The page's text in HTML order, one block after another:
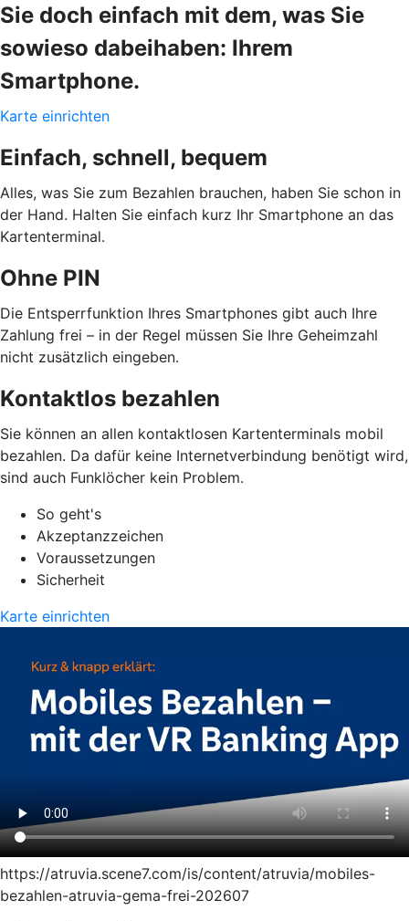
Sie doch einfach mit dem, was Sie
sowieso dabeihaben: Ihrem
Smartphone.
Karte einrichten
Einfach, schnell, bequem
Alles, was Sie zum Bezahlen brauchen, haben Sie schon in
der Hand. Halten Sie einfach kurz Ihr Smartphone an das
Kartenterminal.
Ohne PIN
Die Entsperrfunktion Ihres Smartphones gibt auch Ihre
Zahlung frei – in der Regel müssen Sie Ihre Geheimzahl
nicht zusätzlich eingeben.
Kontaktlos bezahlen
Sie können an allen kontaktlosen Kartenterminals mobil
bezahlen. Da dafür keine Internetverbindung benötigt wird,
sind auch Funklöcher kein Problem.
So geht's
Akzeptanzzeichen
Voraussetzungen
Sicherheit
Karte einrichten
https://atruvia.scene7.com/is/content/atruvia/mobiles-
bezahlen-atruvia-gema-frei-202607